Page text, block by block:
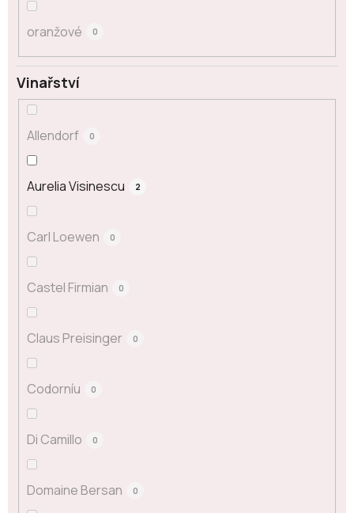
oranžové 0
Vinařství
Allendorf 0
Aurelia Visinescu 2
Carl Loewen 0
Castel Firmian 0
Claus Preisinger 0
Codorníu 0
Di Camillo 0
Domaine Bersan 0